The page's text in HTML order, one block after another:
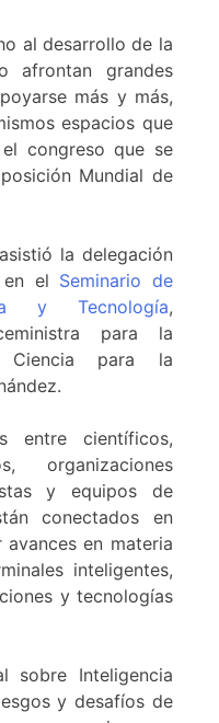
al desarrollo de la
afrontan grandes
más y más,
espacios que
congreso que se
Mundial de
la delegación
en el Seminario de
y Tecnología,
para la
Ciencia para la
entre científicos,
organizaciones
y equipos de
conectados en
en materia
inteligentes,
y tecnologías
sobre Inteligencia
y desafíos de